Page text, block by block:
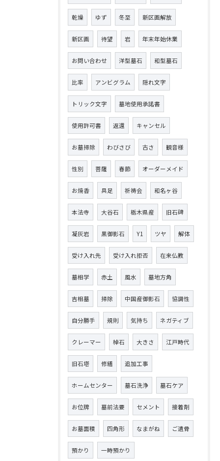
乾燥 ゆず 冬至 新区画解放
新区画 待望 岩 年末年始休業
お問い合わせ 洋型墓石 和型墓石
比率 アンビグラム 隠れ文字
トリック文字 墓地使用承諾書
使用許可書 返還 キャンセル
お墓掃除 わびさび 古さ 観音様
性別 菩薩 春節 オーダーメイド
お焼香 具足 祈祷会 和名ヶ谷
本法寺 大谷石 栃木県産 旧石碑
凝灰岩 黒御影石 Y1 ツヤ 解体
受け入れ先 受け入れ拒否 在来仏教
墓相学 赤土 風水 墓地方角
吉相墓 掃除 中国産御影石 協調性
自分勝手 規則 気持ち ネガティブ
クレーマー 棹石 大きさ 江戸時代
旧石塔 修繕 追加工事
ホームセンター 墓石洗浄 墓石ケア
お位牌 墓前法要 セメント 接着剤
お墓面積 四角形 なまがね ご遺骨
預かり 一時預かり